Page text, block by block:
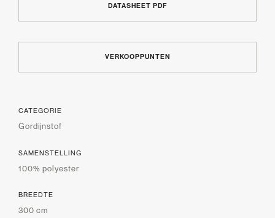
DATASHEET PDF
VERKOOPPUNTEN
CATEGORIE
Gordijnstof
SAMENSTELLING
100% polyester
BREEDTE
300 cm